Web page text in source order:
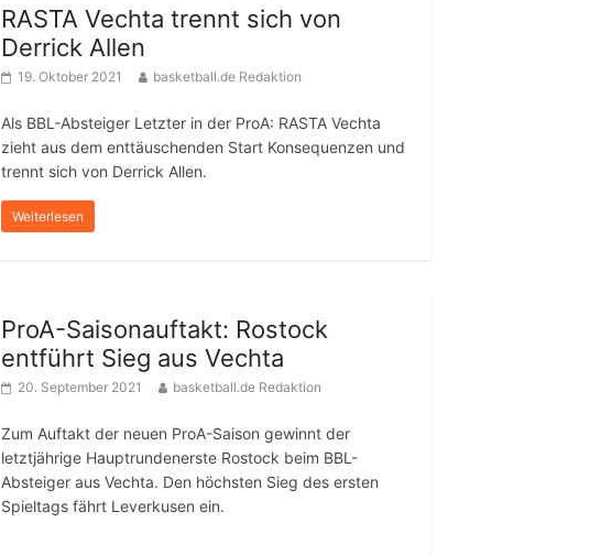
RASTA Vechta trennt sich von
Derrick Allen
19. Oktober 2021 basketball.de Redaktion
Als BBL-Absteiger Letzter in der ProA: RASTA Vechta
zieht aus dem enttäuschenden Start Konsequenzen und
trennt sich von Derrick Allen.
Weiterlesen
ProA-Saisonauftakt: Rostock
entführt Sieg aus Vechta
20. September 2021 basketball.de Redaktion
Zum Auftakt der neuen ProA-Saison gewinnt der
letztjährige Hauptrundenerste Rostock beim BBL-
Absteiger aus Vechta. Den höchsten Sieg des ersten
Spieltags fährt Leverkusen ein.